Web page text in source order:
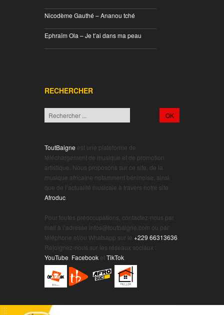
Nicodème Gauthé – Ananou tché
Ephraïm Ola – Je t’ai dans ma peau
RECHERCHER
ToutBaigne est une plateforme de
téléchargement de musique et de promotion
artistique. Nous proposons sur ce site, de la
musique africaine notamment béninoise, ainsi
que de l’actualité musicale à travers notre site
Afroduc
Pour toutes préoccupations, contactez-nous par
mail à l’adresse infos@toutbaigne.com ou par
téléphone et/ou Whatsapp sur le +229 66313636
Rejoignez-nous sur les réseaux sociaux :
YouTube Facebook etTikTok